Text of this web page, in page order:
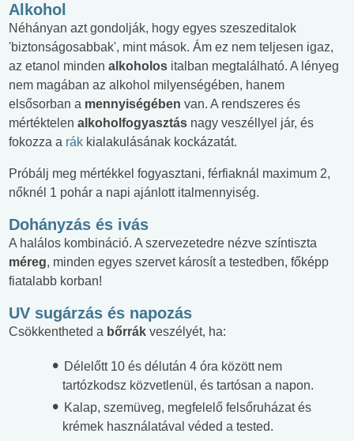
Alkohol
Néhányan azt gondolják, hogy egyes szeszeditalok
'biztonságosabbak', mint mások. Ám ez nem teljesen igaz,
az etanol minden alkoholos italban megtalálható. A lényeg
nem magában az alkohol milyenségében, hanem
elsősorban a mennyiségében van. A rendszeres és
mértéktelen alkoholfogyasztás nagy veszéllyel jár, és
fokozza a rák kialakulásának kockázatát.
Próbálj meg mértékkel fogyasztani, férfiaknál maximum 2,
nőknél 1 pohár a napi ajánlott italmennyiség.
Dohányzás és ivás
A halálos kombináció. A szervezetedre nézve színtiszta
méreg, minden egyes szervet károsít a testedben, főképp
fiatalabb korban!
UV sugárzás és napozás
Csökkentheted a bőrrák veszélyét, ha:
Délelőtt 10 és délután 4 óra között nem
tartózkodsz közvetlenül, és tartósan a napon.
Kalap, szemüveg, megfelelő felsőruházat és
krémek használatával véded a tested.